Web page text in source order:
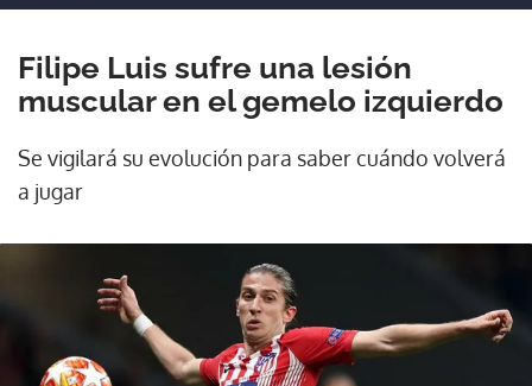
Filipe Luis sufre una lesión
muscular en el gemelo izquierdo
Se vigilará su evolución para saber cuándo volverá
a jugar